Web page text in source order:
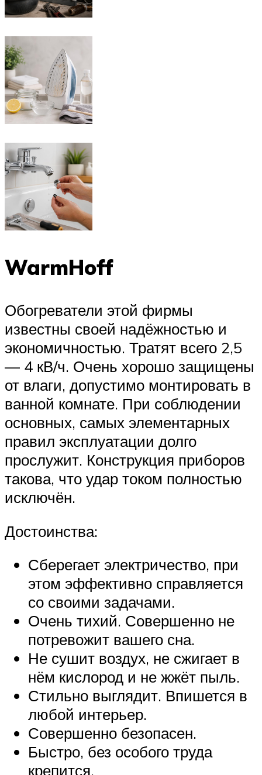
WarmHoff
Обогреватели этой фирмы
известны своей надёжностью и
экономичностью. Тратят всего 2,5
— 4 кВ/ч. Очень хорошо защищены
от влаги, допустимо монтировать в
ванной комнате. При соблюдении
основных, самых элементарных
правил эксплуатации долго
прослужит. Конструкция приборов
такова, что удар током полностью
исключён.
Достоинства:
Сберегает электричество, при
этом эффективно справляется
со своими задачами.
Очень тихий. Совершенно не
потревожит вашего сна.
Не сушит воздух, не сжигает в
нём кислород и не жжёт пыль.
Стильно выглядит. Впишется в
любой интерьер.
Совершенно безопасен.
Быстро, без особого труда
крепится.